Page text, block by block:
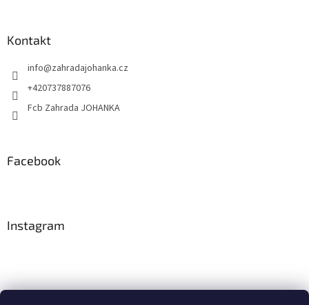
Kontakt
info@zahradajohanka.cz
+420737887076
Fcb Zahrada JOHANKA
Facebook
Instagram